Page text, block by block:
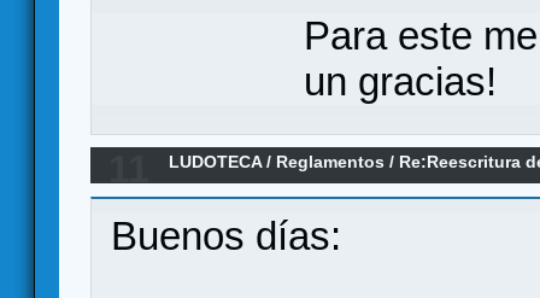
Para este
un gracias!
LUDOTECA/ Reglamentos / Re:Reescritura
Buenos días: